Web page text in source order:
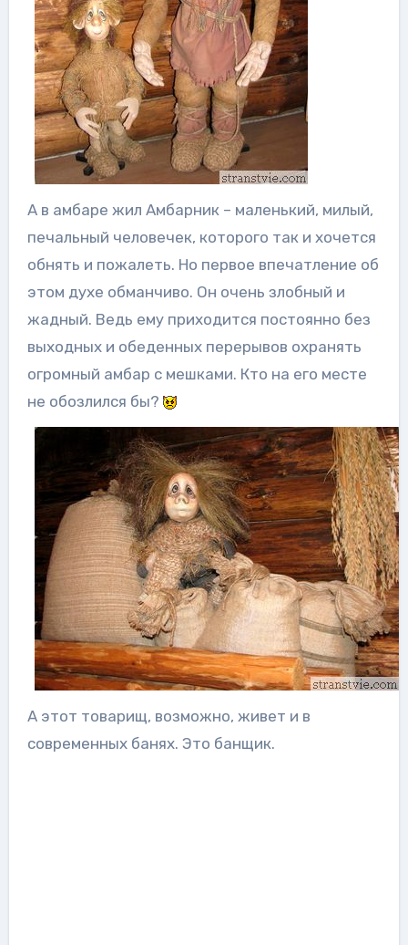
А в амбаре жил Амбарник – маленький, милый,
печальный человечек, которого так и хочется
обнять и пожалеть. Но первое впечатление об
этом духе обманчиво. Он очень злобный и
жадный. Ведь ему приходится постоянно без
выходных и обеденных перерывов охранять
огромный амбар с мешками. Кто на его месте
не обозлился бы?
А этот товарищ, возможно, живет и в
современных банях. Это банщик.